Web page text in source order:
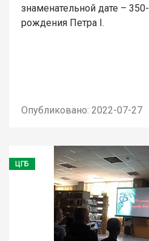
знаменательной дате –
рождения Петра I.
Опубликовано: 2022-07-27
ЦГБ